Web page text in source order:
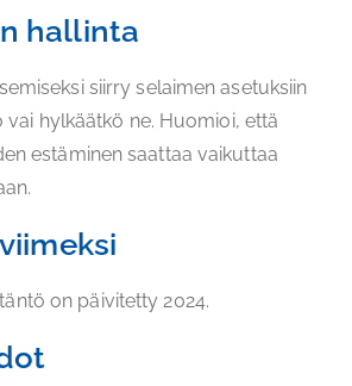
hallinta
siirry selaimen asetuksiin
vai hylkäätkö ne. Huomioi, että
estäminen saattaa vaikuttaa
on päivitetty 2024.